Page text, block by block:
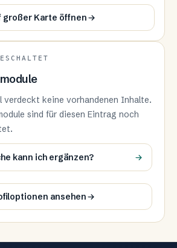
großer Karte öffnen
verdeckt keine vorhandenen Inhalte.
sind für diesen Eintrag noch
kann ich ergänzen?
ansehen